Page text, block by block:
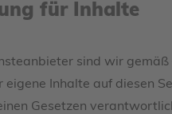
für Inhalte
sind wir gemäß
eigene Inhalte auf diesen
Gesetzen